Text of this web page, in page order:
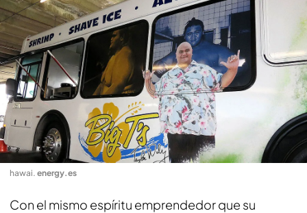
hawai. energy.es
Con el mismo espíritu emprendedor que su